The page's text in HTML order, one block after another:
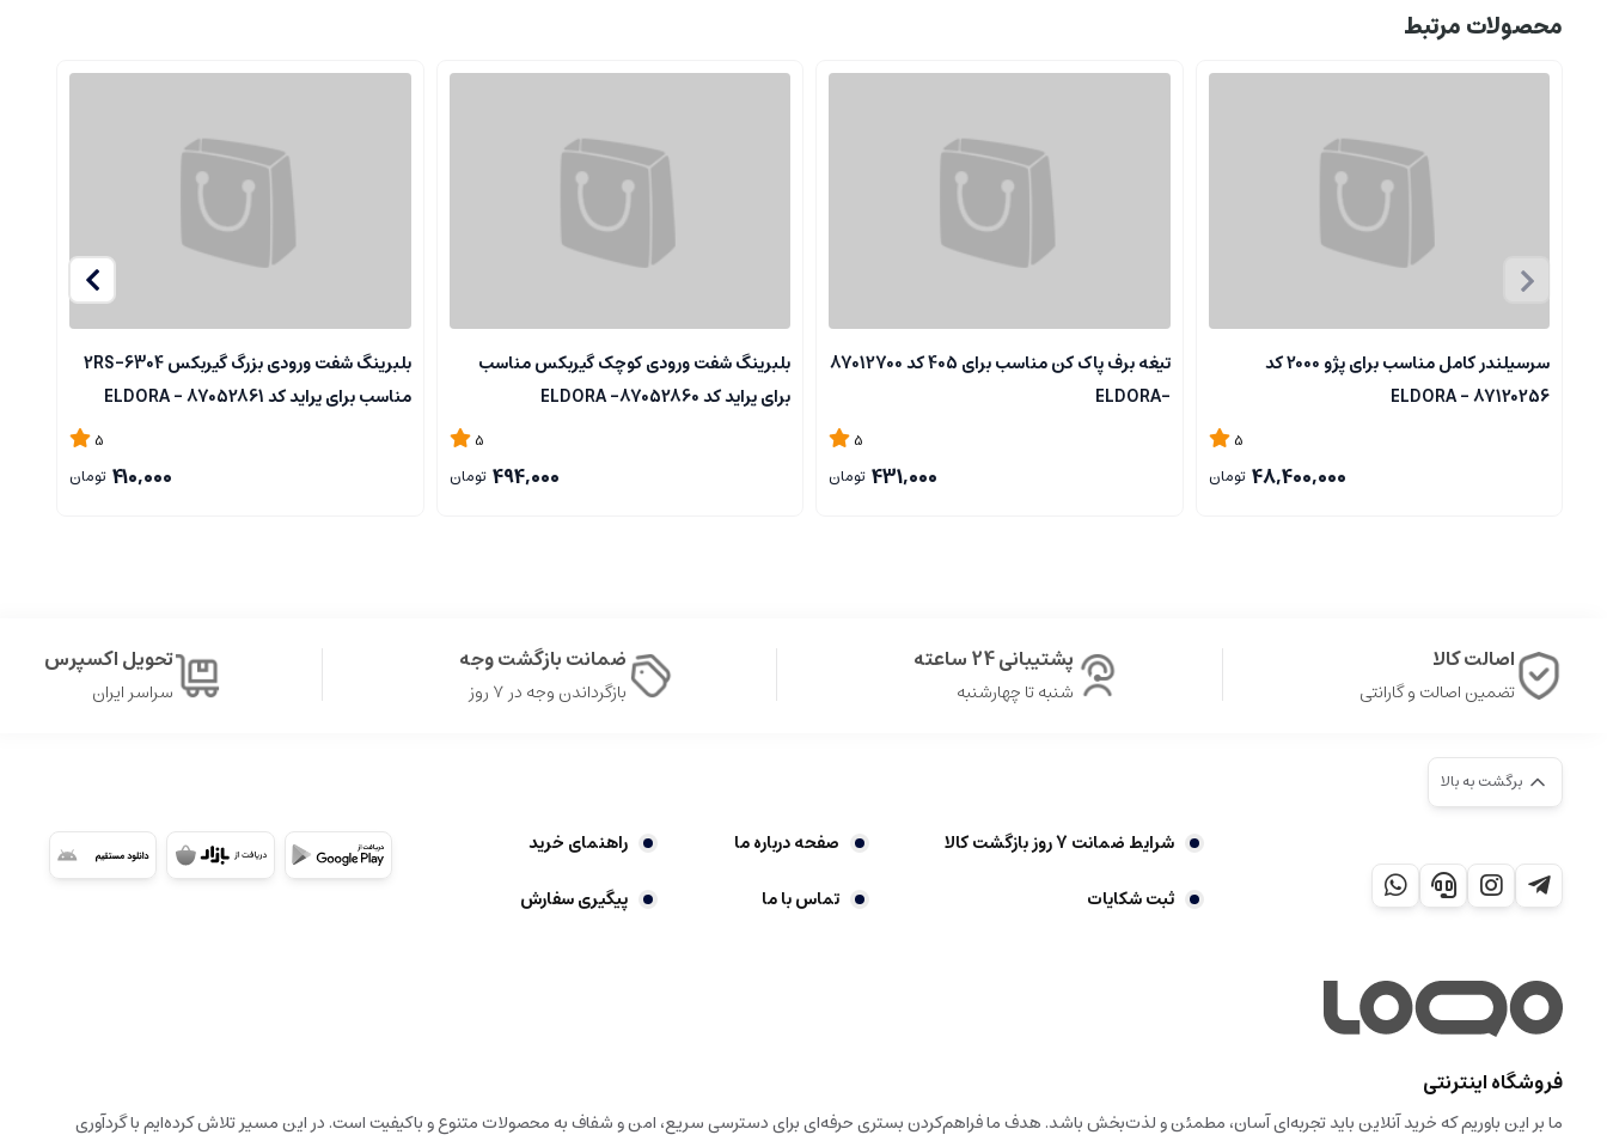
محصولات مرتبط
سرسیلندر کامل مناسب برای پژو 2000 کد
87120256 - ELDORA
5
48,400,000 تومان
تیغه برف پاک کن مناسب برای 405 کد 87012700
-ELDORA
5
431,000 تومان
بلبرینگ شفت ورودی کوچک گیربکس مناسب
برای پراید کد 87052860- ELDORA
5
494,000 تومان
بلبرینگ شفت ورودی بزرگ گیربکس 6304-2RS
مناسب برای پراید کد 87052861 - ELDORA
5
410,000 تومان
اصالت کالا
تضمین اصالت و گارانتی
پشتیبانی 24 ساعته
شنبه تا چهارشنبه
ضمانت بازگشت وجه
بازگرداندن وجه در ۷ روز
تحویل اکسپرس
سراسر ایران
برگشت به بالا
شرایط ضمانت 7 روز بازگشت کالا صفحه درباره ما
راهنمای خرید
ثبت شکایات
تماس با ما پیگیری سفارش
فروشگاه اینترنتی
ما بر این باوریم که خرید آنلاین باید تجربه‌ای آسان، مطمئن و لذت‌بخش باشد. هدف ما فراهم‌کردن بستری حرفه‌ای برای دسترسی سریع، امن و شفاف به محصولات متنوع و باکیفیت است. در این مسیر تلاش کرده‌ایم با گردآوری